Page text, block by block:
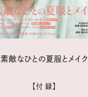
素敵なひとの夏服とメイク
【付 録】